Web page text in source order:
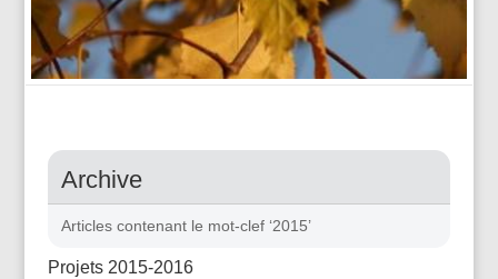
Archive
Articles contenant le mot-clef ‘2015’
Projets 2015-2016